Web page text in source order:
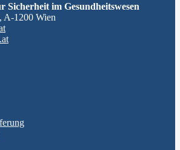
Sicherheit im Gesundheitswesen
A-1200 Wien